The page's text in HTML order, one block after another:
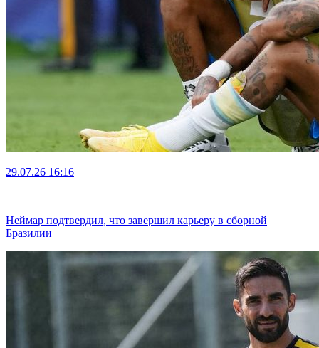
29.07.26 16:16
Неймар подтвердил, что завершил карьеру в сборной
Бразилии